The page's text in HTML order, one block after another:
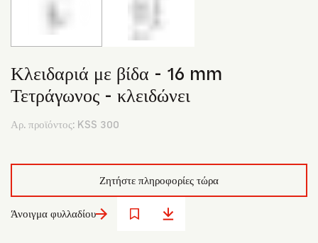
Κλειδαριά με βίδα - 16 mm
Τετράγωνος - κλειδώνει
Αρ. προϊόντος: KSS 300
Ζητήστε πληροφορίες τώρα
Άνοιγμα φυλλαδίου